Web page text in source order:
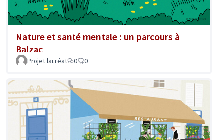
Nature et santé mentale : un parcours à
Balzac
Projet lauréat 0 0